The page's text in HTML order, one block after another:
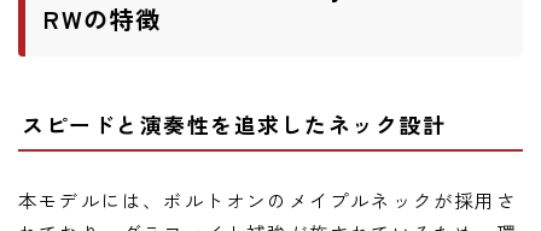
RWの特徴
スピードと演奏性を追求したネック設計
本モデルには、ボルトオンのメイプルネックが採用さ